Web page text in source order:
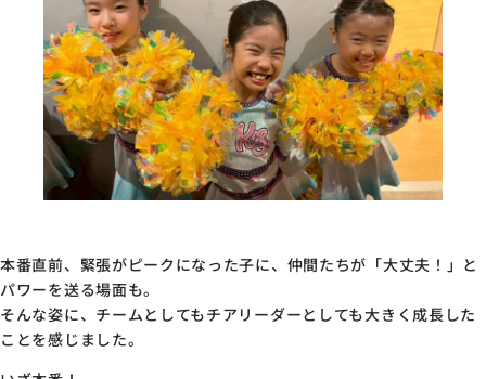
本番直前、緊張がピークになった子に、仲間たちが「大丈夫！」と
パワーを送る場面も。
そんな姿に、チームとしてもチアリーダーとしても大きく成長した
ことを感じました。